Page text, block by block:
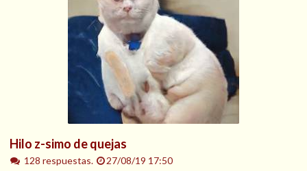
Hilo z-simo de quejas
128 respuestas.
27/08/19 17:50